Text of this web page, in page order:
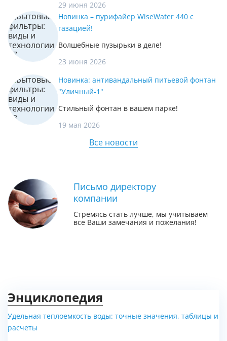
29 июня 2026
Новинка – пурифайер WiseWater 440 с
газацией!
Волшебные пузырьки в деле!
23 июня 2026
Новинка: антивандальный питьевой фонтан
"Уличный-1"
Стильный фонтан в вашем парке!
19 мая 2026
Все новости
Письмо директору
компании
Стремясь стать лучше, мы учитываем
все Ваши замечания и пожелания!
Энциклопедия
Удельная теплоемкость воды: точные значения, таблицы и
расчеты